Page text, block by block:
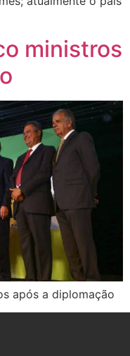
ministros
após a diplomação